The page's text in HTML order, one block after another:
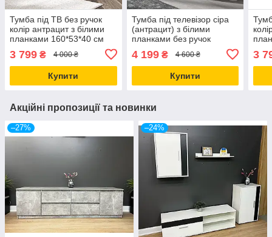
Тумба під ТВ без ручок
колір антрацит з білими
планками 160*53*40 см
3 799 ₴ 4 000 ₴
Купити
Тумба під телевізор сіра
(антрацит) з білими
планками без ручок
4 199₴ 4 600 ₴
Купити
3
Акційні пропозиції та новинки
–27% –24%